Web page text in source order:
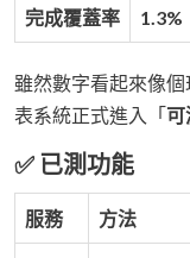
完成覆蓋率 1.3%
雖然數字看起來像
表系統正式進入「
✅ 已測功能
服務 方法